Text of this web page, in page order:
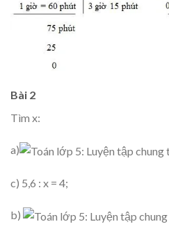
Bài 2
Tìm x:
a)
c) 5,6 : x = 4;
b)